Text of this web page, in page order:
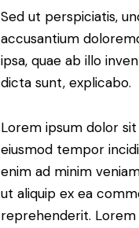
Sed ut perspiciatis,
accusantium
ipsa, quae ab illo
dicta sunt, explicabo.
Lorem ipsum dolor
eiusmod tempor
enim ad minim
ut aliquip ex ea
reprehenderit.